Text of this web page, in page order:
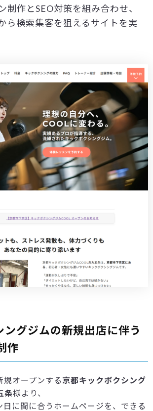
制作とSEO対策を組み合わせ、
ら検索集客を狙えるサイトを実
ングジムの新規出店に伴う
作
規オープンする 京都キックボクシング
条様より、
日に間に合うホームページを、できる